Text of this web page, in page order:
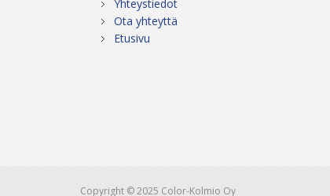
Yhteystiedot
Ota yhteyttä
Etusivu
Copyright © 2025 Color-Kolmio Oy